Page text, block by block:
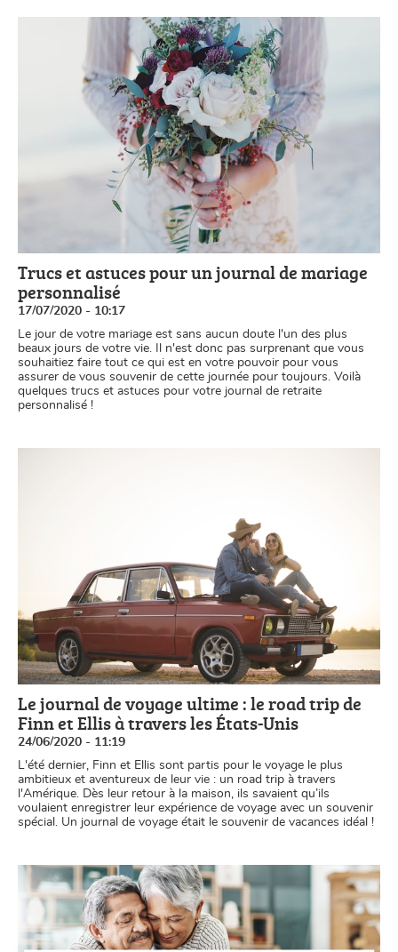
Trucs et astuces pour un journal de mariage
personnalisé
17/07/2020 - 10:17
Le jour de votre mariage est sans aucun doute l'un des plus
beaux jours de votre vie. Il n'est donc pas surprenant que vous
souhaitiez faire tout ce qui est en votre pouvoir pour vous
assurer de vous souvenir de cette journée pour toujours. Voilà
quelques trucs et astuces pour votre journal de retraite
personnalisé !
Le journal de voyage ultime : le road trip de
Finn et Ellis à travers les États-Unis
24/06/2020 - 11:19
L'été dernier, Finn et Ellis sont partis pour le voyage le plus
ambitieux et aventureux de leur vie : un road trip à travers
l'Amérique. Dès leur retour à la maison, ils savaient qu’ils
voulaient enregistrer leur expérience de voyage avec un souvenir
spécial. Un journal de voyage était le souvenir de vacances idéal !